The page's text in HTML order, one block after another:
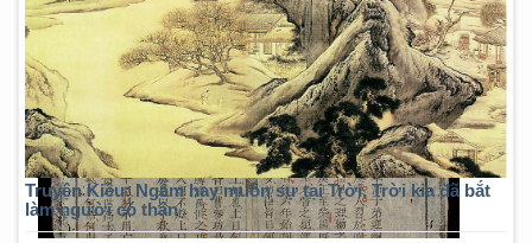
Truyện Kiều: Ngẫm hay muôn sự tại Trời, Trời kia đã bắt
làm người có thân